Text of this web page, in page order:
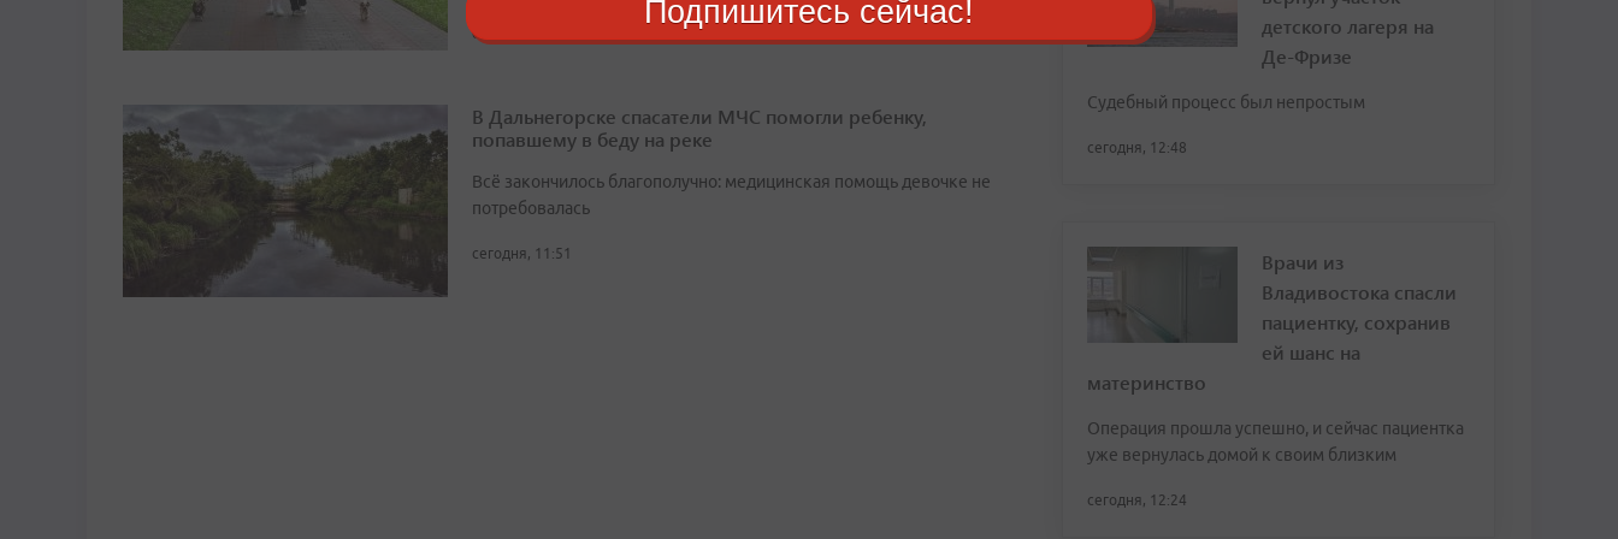
сегодня, 11:53
В Дальнегорске спасатели МЧС помогли ребенку,
попавшему в беду на реке
Всё закончилось благополучно: медицинская помощь девочке не
потребовалась
сегодня, 11:51
детского лагеря на
Де-Фризе
Судебный процесс был непростым
сегодня, 12:48
Врачи из
Владивостока спасли
пациентку, сохранив
ей шанс на
материнство
Операция прошла успешно, и сейчас пациентка
уже вернулась домой к своим близким
сегодня, 12:24
Подпишитесь сейчас!